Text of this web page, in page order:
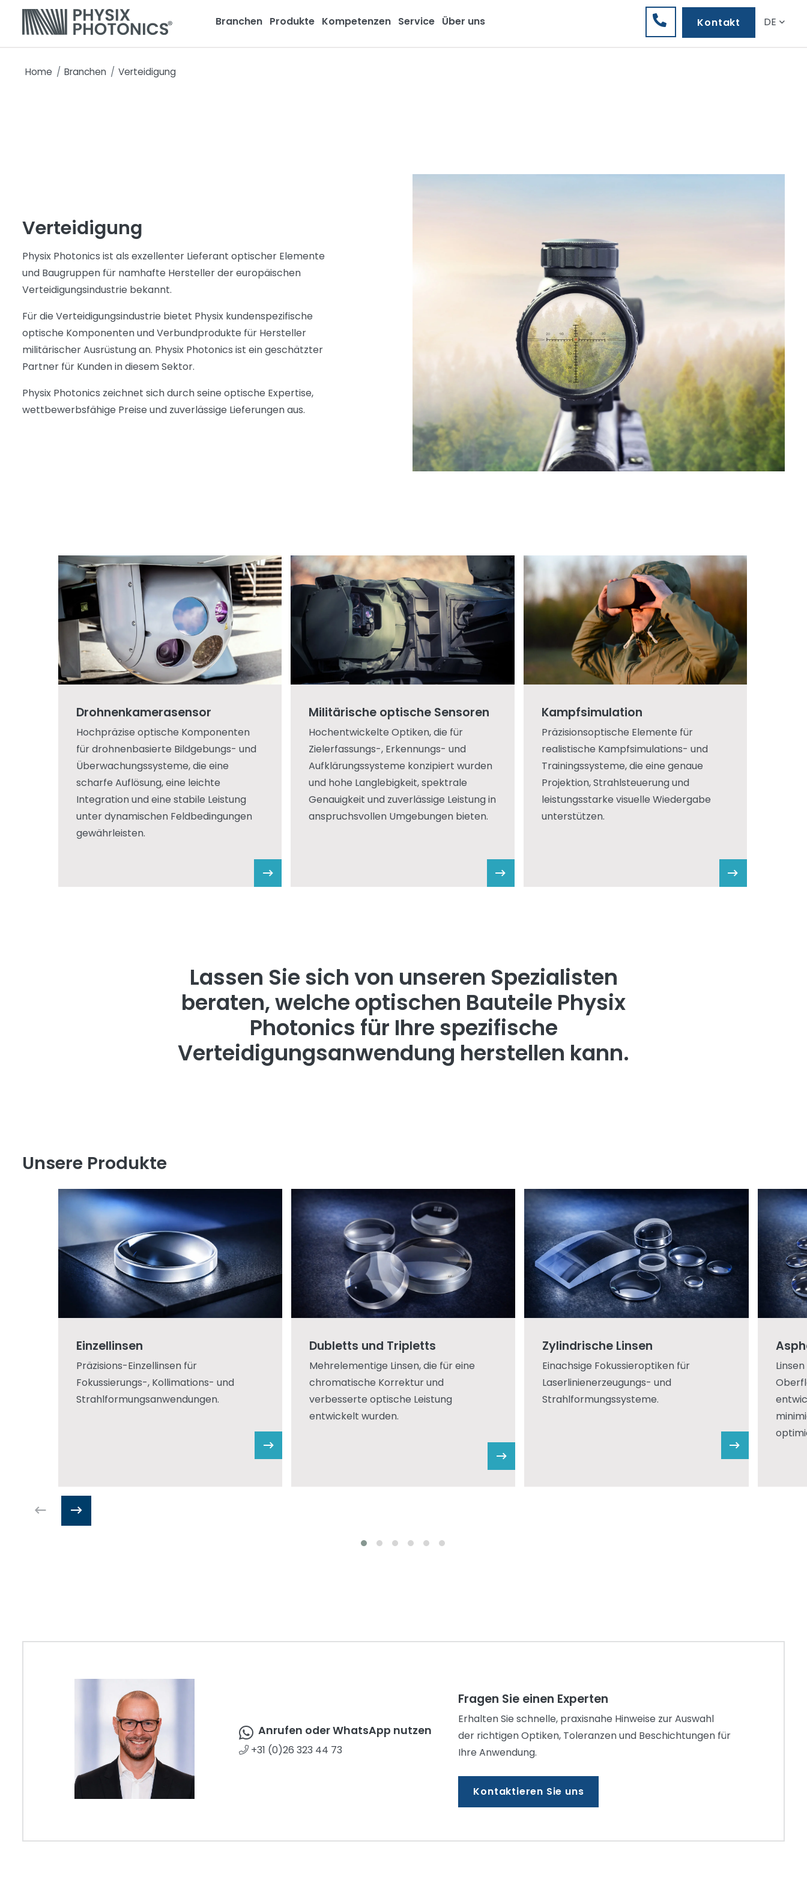
Branchen Produkte Kompetenzen Service Über uns Kontakt DE
Home Branchen Verteidigung
Verteidigung
Physix Photonics ist als exzellenter Lieferant optischer Elemente
und Baugruppen für namhafte Hersteller der europäischen
Verteidigungsindustrie bekannt.
Für die Verteidigungsindustrie bietet Physix kundenspezifische
optische Komponenten und Verbundprodukte für Hersteller
militärischer Ausrüstung an. Physix Photonics ist ein geschätzter
Partner für Kunden in diesem Sektor.
Physix Photonics zeichnet sich durch seine optische Expertise,
wettbewerbsfähige Preise und zuverlässige Lieferungen aus.
Drohnenkamerasensor
Hochpräzise optische Komponenten
für drohnenbasierte Bildgebungs- und
Überwachungssysteme, die eine
scharfe Auflösung, eine leichte
Integration und eine stabile Leistung
unter dynamischen Feldbedingungen
gewährleisten.
Militärische optische Sensoren
Hochentwickelte Optiken, die für
Zielerfassungs-, Erkennungs- und
Aufklärungssysteme konzipiert wurden
und hohe Langlebigkeit, spektrale
Genauigkeit und zuverlässige Leistung in
anspruchsvollen Umgebungen bieten.
Kampfsimulation
Präzisionsoptische Elemente für
realistische Kampfsimulations- und
Trainingssysteme, die eine genaue
Projektion, Strahlsteuerung und
leistungsstarke visuelle Wiedergabe
unterstützen.
Lassen Sie sich von unseren Spezialisten
beraten, welche optischen Bauteile Physix
Photonics für Ihre spezifische
Verteidigungsanwendung herstellen kann.
Unsere Produkte
Einzellinsen
Präzisions-Einzellinsen für
Fokussierungs-, Kollimations- und
Strahlformungsanwendungen.
Dubletts und Tripletts
Mehrelementige Linsen, die für eine
chromatische Korrektur und
verbesserte optische Leistung
entwickelt wurden.
Zylindrische Linsen
Einachsige Fokussieroptiken für
Laserlinienerzeugungs- und
Strahlformungssysteme.
Anrufen oder WhatsApp nutzen
+31 (0)26 323 44 73
Fragen Sie einen Experten
Erhalten Sie schnelle, praxisnahe Hinweise zur Auswahl
der richtigen Optiken, Toleranzen und Beschichtungen für
Ihre Anwendung.
Kontaktieren Sie uns